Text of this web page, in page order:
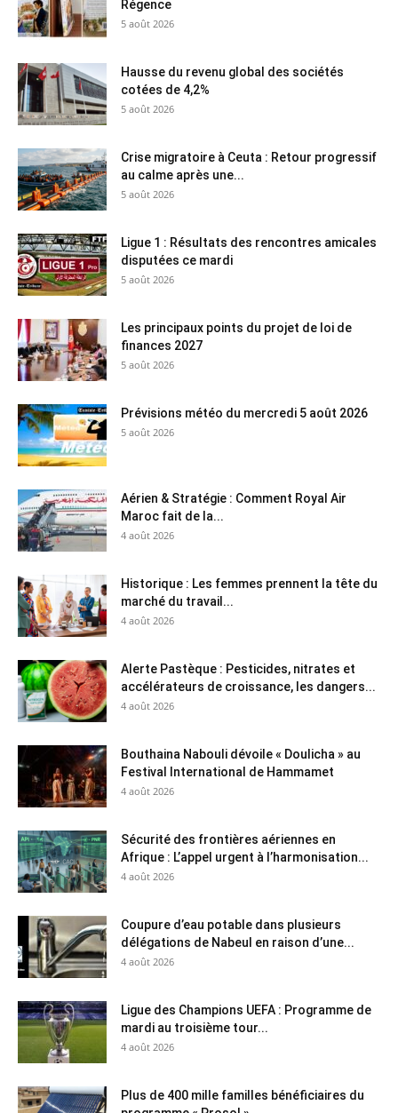
Régence
5 août 2026
Hausse du revenu global des sociétés
cotées de 4,2%
5 août 2026
Crise migratoire à Ceuta : Retour progressif
au calme après une...
5 août 2026
Ligue 1 : Résultats des rencontres amicales
disputées ce mardi
5 août 2026
Les principaux points du projet de loi de
finances 2027
5 août 2026
Prévisions météo du mercredi 5 août 2026
5 août 2026
Aérien & Stratégie : Comment Royal Air
Maroc fait de la...
4 août 2026
Historique : Les femmes prennent la tête du
marché du travail...
4 août 2026
Alerte Pastèque : Pesticides, nitrates et
accélérateurs de croissance, les dangers...
4 août 2026
Bouthaina Nabouli dévoile « Doulicha » au
Festival International de Hammamet
4 août 2026
Sécurité des frontières aériennes en
Afrique : L’appel urgent à l’harmonisation...
4 août 2026
Coupure d’eau potable dans plusieurs
délégations de Nabeul en raison d’une...
4 août 2026
Ligue des Champions UEFA : Programme de
mardi au troisième tour...
4 août 2026
Plus de 400 mille familles bénéficiaires du